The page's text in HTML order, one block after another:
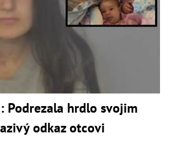
Podrezala hrdlo svojim
odkaz otcovi